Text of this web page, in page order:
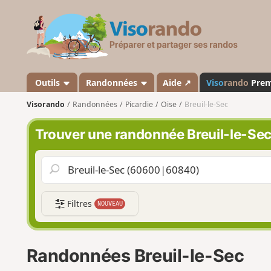
s
a
n
o
Outils Randonnées Aide ↗ Visorando
Visorando Randonnées Picardie Oise Breuil-le-Sec
Trouver une randonnée Breuil-le-Sec
Filtres NOUVEAU
Randonnées Breuil-le-Sec